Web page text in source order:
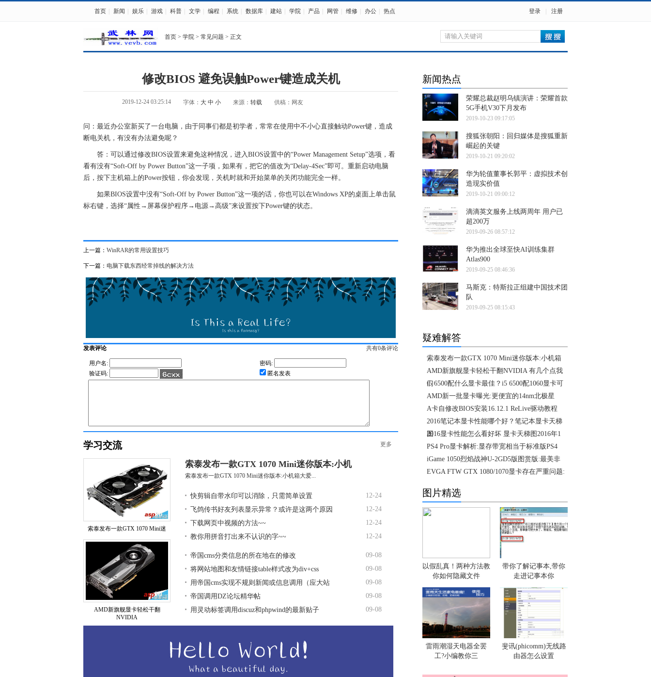
首页 新闻 娱乐 游戏 科普 文学 编程 系统 数据库 建站 学院 产品 网管 维修 办公 热点 登录 注册
首页 > 学院 > 常见问题 > 正文
修改BIOS 避免误触Power键造成关机
2019-12-24 03:25:14 字体： 大 中 小 来源： 转载 供稿：网友
问：最近办公室新买了一台电脑，由于同事们都是初学者，常常在使用中不小心直接触动Power键，造成
断电关机，有没有办法避免呢？
答：可以通过修改BIOS设置来避免这种情况，进入BIOS设置中的“Power Management Setup”选项，看
看有没有“Soft-Off by Power Button”这一子项，如果有，把它的值改为“Delay-4Sec”即可。重新启动电脑
后，按下主机箱上的Power按钮，你会发现，关机时就和开始菜单的关闭功能完全一样。
如果BIOS设置中没有“Soft-Off by Power Button”这一项的话，你也可以在Windows XP的桌面上单击鼠
标右键，选择“属性→屏幕保护程序→电源→高级”来设置按下Power键的状态。
上一篇： WinRAR的常用设置技巧
下一篇： 电脑下载东西经常掉线的解决方法
发表评论 共有0条评论
用户名:
密码:
验证码:
匿名发表
学习交流 更多
索泰发布一款GTX 1070 Mini迷
AMD新旗舰显卡轻松干翻
NVIDIA
索泰发布一款GTX 1070 Mini迷你版本:小机
索泰发布一款GTX 1070 Mini迷你版本:小机箱大爱...
快剪辑自带水印可以消除，只需简单设置
12-24
飞鸽传书好友列表显示异常？或许是这两个原因
12-24
下载网页中视频的方法~~
12-24
教你用拼音打出来不认识的字~~
12-24
帝国cms分类信息的所在地在的修改
09-08
将网站地图和友情链接table样式改为div+css
09-08
用帝国cms实现不规则新闻或信息调用（应大站
09-08
帝国调用DZ论坛精华帖
09-08
用灵动标签调用discuz和phpwind的最新贴子
09-08
新闻热点
荣耀总裁赵明乌镇演讲：荣耀首款
5G手机V30下月发布
2019-10-23 09:17:05
搜狐张朝阳：回归媒体是搜狐重新
崛起的关键
2019-10-21 09:20:02
华为轮值董事长郭平：虚拟技术创
造现实价值
2019-10-21 09:00:12
滴滴英文服务上线两周年 用户已
超200万
2019-09-26 08:57:12
华为推出全球至快AI训练集群
Atlas900
2019-09-25 08:46:36
马斯克：特斯拉正组建中国技术团
队
2019-09-25 08:15:43
疑难解答
索泰发布一款GTX 1070 Mini迷你版本:小机箱
AMD新旗舰显卡轻松干翻NVIDIA 有几个点我
们
i5 6500配什么显卡最佳？i5 6500配1060显卡可
AMD新一批显卡曝光:更便宜的14nm北极星
A卡自修改BIOS安装16.12.1 ReLive驱动教程
2016笔记本显卡性能哪个好？笔记本显卡天梯
图
2016显卡性能怎么看好坏 显卡天梯图2016年1
PS4 Pro显卡解析:显存带宽相当于标准版PS4
iGame 1050烈焰战神U-2GD5版图赏版:最美非
EVGA FTW GTX 1080/1070显卡存在严重问题:
图片精选
以假乱真！两种方法教
你如何隐藏文件
带你了解记事本,带你
走进记事本你
雷雨潮湿天电器全罢
工?小编教你三
斐讯(phicomm)无线路
由器怎么设置